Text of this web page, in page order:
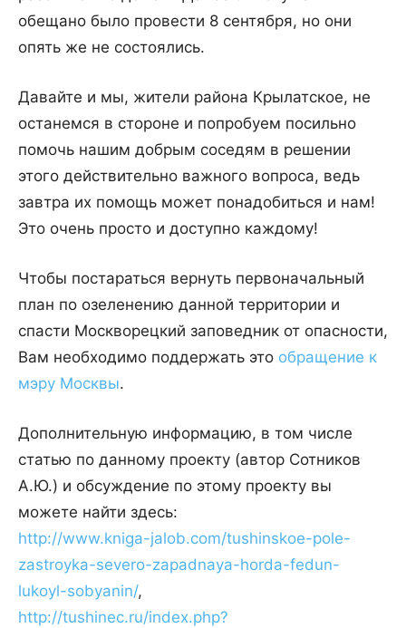
обещано было провести 8 сентября, но они
опять же не состоялись.
Давайте и мы, жители района Крылатское, не
останемся в стороне и попробуем посильно
помочь нашим добрым соседям в решении
этого действительно важного вопроса, ведь
завтра их помощь может понадобиться и нам!
Это очень просто и доступно каждому!
Чтобы постараться вернуть первоначальный
план по озеленению данной территории и
спасти Москворецкий заповедник от опасности,
Вам необходимо поддержать это обращение к
мэру Москвы.
Дополнительную информацию, в том числе
статью по данному проекту (автор Сотников
А.Ю.) и обсуждение по этому проекту вы
можете найти здесь:
http://www.kniga-jalob.com/tushinskoe-pole-
zastroyka-severo-zapadnaya-horda-fedun-
lukoyl-sobyanin/,
http://tushinec.ru/index.php?